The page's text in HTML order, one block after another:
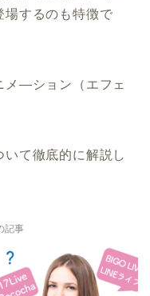
場するのも特徴で
メ―ション（エフェ
て徹底的に解説し
記事